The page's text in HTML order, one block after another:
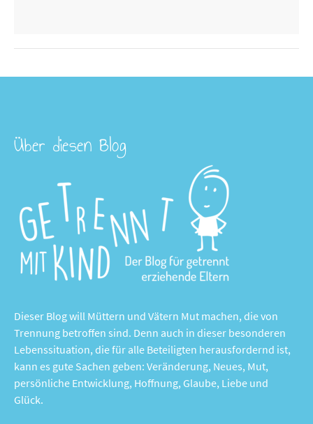
Über diesen Blog
Dieser Blog will Müttern und Vätern Mut machen, die von
Trennung betroffen sind. Denn auch in dieser besonderen
Lebenssituation, die für alle Beteiligten herausfordernd ist,
kann es gute Sachen geben: Veränderung, Neues, Mut,
persönliche Entwicklung, Hoffnung, Glaube, Liebe und
Glück.